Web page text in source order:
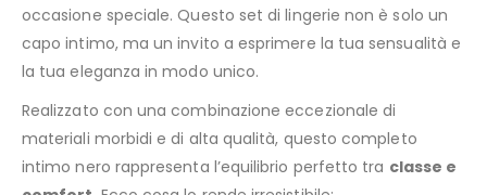
occasione speciale. Questo set di lingerie non è solo un
capo intimo, ma un invito a esprimere la tua sensualità e
la tua eleganza in modo unico.
Realizzato con una combinazione eccezionale di
materiali morbidi e di alta qualità, questo completo
intimo nero rappresenta l’equilibrio perfetto tra classe e